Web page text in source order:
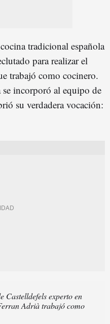
tradicional española
para realizar el
trabajó como cocinero.
incorporó al equipo de
su verdadera vocación:
Castelldefels experto en
Adrià trabajó como